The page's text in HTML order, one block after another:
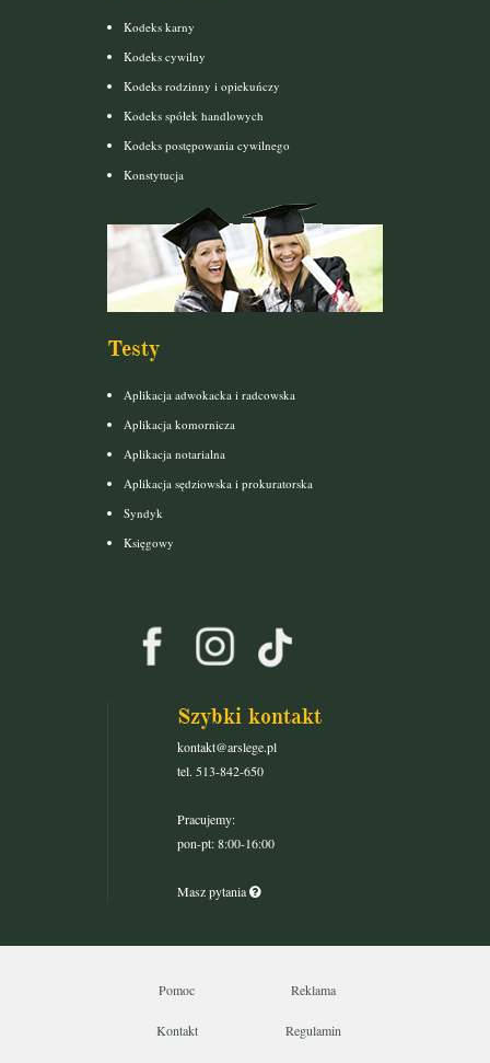
Kodeks karny
Kodeks cywilny
Kodeks rodzinny i opiekuńczy
Kodeks spółek handlowych
Kodeks postępowania cywilnego
Konstytucja
Testy
Aplikacja adwokacka i radcowska
Aplikacja komornicza
Aplikacja notarialna
Aplikacja sędziowska i prokuratorska
Syndyk
Księgowy
Szybki kontakt
kontakt@arslege.pl
tel. 513-842-650
Pracujemy:
pon-pt: 8:00-16:00
Masz pytania
Pomoc Reklama
Kontakt Regulamin